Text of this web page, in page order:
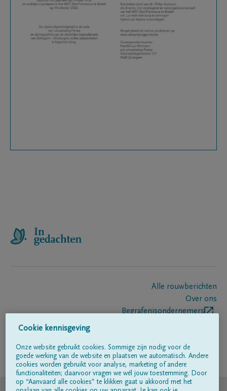
Alle rouwberichten
Over ons
Begrafenisondernemers
Volg ons op
© DELA
Cookie kennisgeving
Onze website gebruikt cookies. Sommige zijn nodig voor de
goede werking van de website en plaatsen we automatisch. Andere
cookies worden gebruikt voor analyse, marketing of andere
functionaliteiten; daarvoor vragen we wél jouw toestemming. Door
op “Aanvaard alle cookies” te klikken gaat u akkoord met het